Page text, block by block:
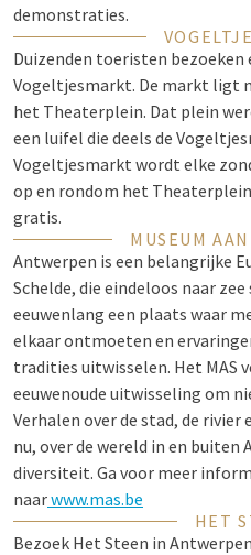
demonstraties.
Duizenden toeristen bezoeken
Vogeltjesmarkt. De markt ligt
het Theaterplein. Dat plein
een luifel die deels de
Vogeltjesmarkt wordt elke
op en rondom het
gratis.
MUSEUM
Antwerpen is een belangrijke
Schelde, die eindeloos naar
eeuwenlang een plaats waar
elkaar ontmoeten en
tradities uitwisselen. Het MAS
eeuwenoude uitwisseling om
Verhalen over de stad, de rivier
nu, over de wereld in en
diversiteit. Ga voor meer
naarwww.mas.be
HET
Bezoek Het Steen in